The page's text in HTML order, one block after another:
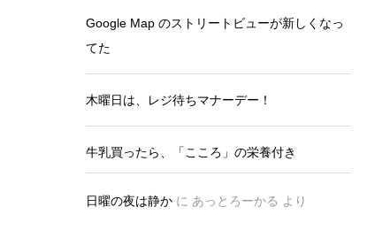
Google Map のストリートビューが新しくなっ
てた
木曜日は、レジ待ちマナーデー！
牛乳買ったら、「こころ」の栄養付き
日曜の夜は静か に あっとろーかる より